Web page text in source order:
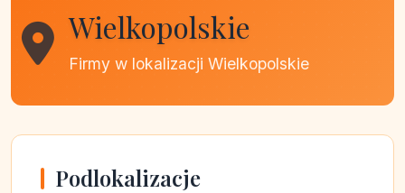
Wielkopolskie
Firmy w lokalizacji Wielkopolskie
Podlokalizacje